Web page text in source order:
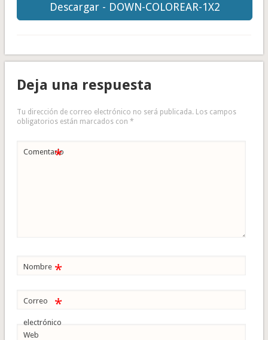
Descargar - DOWN-COLOREAR-1X2
Deja una respuesta
Tu dirección de correo electrónico no será publicada. Los campos
obligatorios están marcados con *
Comentario
*
Nombre *
Correo
electrónico
*
Web